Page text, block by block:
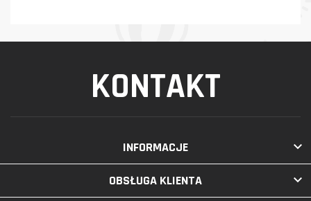
KONTAKT
INFORMACJE 
OBSŁUGA KLIENTA 